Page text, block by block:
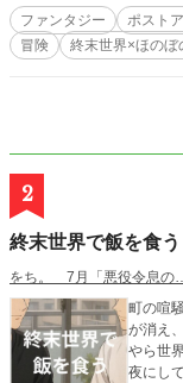
海のス
け合いながら
い箱が、セヴ
世界の
て、セ
自分自
舞台に
ファンタジー ポスト
冒険
終末世界×ほのぼ
2
終末世界で飯を食
をち。 7月「悪役令息
町の喧
が消え
やら世
夜にし